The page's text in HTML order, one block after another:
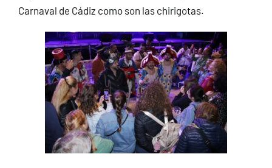
Carnaval de Cádiz como son las chirigotas.